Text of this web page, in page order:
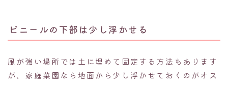
ビニールの下部は少し浮かせる
風が強い場所では土に埋めて固定する方法もあります
が、家庭菜園なら地面から少し浮かせておくのがオス